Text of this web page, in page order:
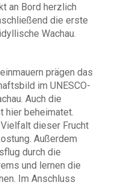
an Bord herzlich
die erste
Wachau.
prägen das
im UNESCO-
Auch die
hier beheimatet.
dieser Frucht
Außerdem
durch die
und lernen die
Im Anschluss